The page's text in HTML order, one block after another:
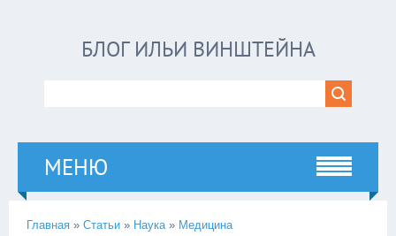
БЛОГ ИЛЬИ ВИНШТЕЙНА
МЕНЮ
Главная » Статьи » Наука» Медицина